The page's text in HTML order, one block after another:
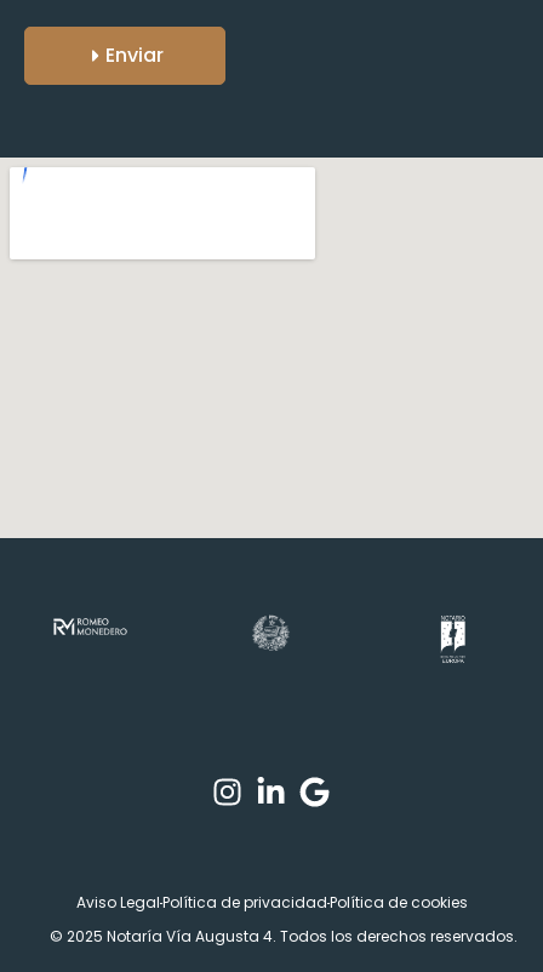
Enviar
© 2025 Notaría Vía Augusta 4. Todos los derechos reservados.
Aviso LegalPolítica de privacidadPolítica de cookies